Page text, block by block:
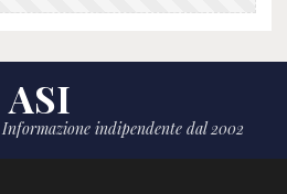
ASI
indipendente dal 2002